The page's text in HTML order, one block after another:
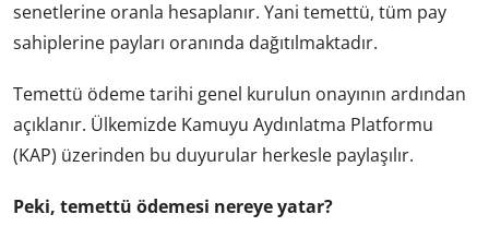
senetlerine oranla hesaplanır. Yani temettü, tüm pay
sahiplerine payları oranında dağıtılmaktadır.
Temettü ödeme tarihi genel kurulun onayının ardından
açıklanır. Ülkemizde Kamuyu Aydınlatma Platformu
(KAP) üzerinden bu duyurular herkesle paylaşılır.
Peki, temettü ödemesi nereye yatar?